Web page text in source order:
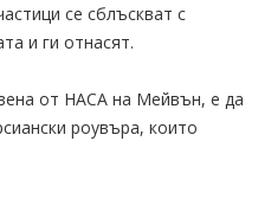
се сблъскват с
и ги отнасят.
от НАСА на Мейвън, е да
роувъра, които